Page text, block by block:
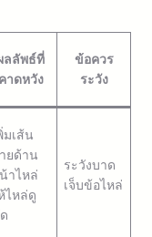
ลลัพธ์ที่
คาดหวัง
ข้อควร
ระวัง
มเส้น
ยด้าน
าไหล่
ไหล่ดู
ระวังบาด
เจ็บข้อไหล่